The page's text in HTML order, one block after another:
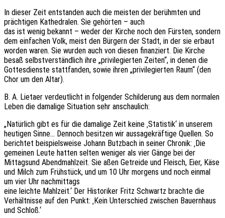
In dieser Zeit entstan­den auch die meis­ten der berühm­ten und
präch­ti­gen Kathe­dra­len. Sie gehör­ten – auch
das ist wenig bekannt – weder der Kirche noch den Fürs­ten, sondern
dem einfa­chen Volk, meist den Bürgern der Stadt, in der sie erbaut
worden waren. Sie wurden auch von diesen finan­ziert. Die Kirche
besaß selbst­ver­ständ­lich ihre „privi­le­gier­ten Zeiten“, in denen die
Gottes­diens­te statt­fan­den, sowie ihren „privi­le­gier­ten Raum“ (den
Chor um den Altar).
B. A. Lietaer verdeut­licht in folgen­der Schil­de­rung aus dem norma­len
Leben die dama­li­ge Situa­ti­on sehr anschaulich:
„Natür­lich gibt es für die dama­li­ge Zeit keine ‚Statis­tik‘ in unse­rem
heuti­gen Sinne… Dennoch besit­zen wir aussa­ge­kräf­ti­ge Quel­len. So
berich­tet beispiels­wei­se Johann Butz­bach in seiner Chro­nik: ‚Die
gemei­nen Leute hatten selten weni­ger als vier Gänge bei der
Mittags­und Abend­mahl­zeit. Sie aßen Getrei­de und Fleisch, Eier, Käse
und Milch zum Früh­stück, und um 10 Uhr morgens und noch einmal
um vier Uhr nachmittags
eine leich­te Mahl­zeit.‘ Der Histo­ri­ker Fritz Schwartz brach­te die
Verhält­nis­se auf den Punkt: ‚Kein Unter­schied zwischen Bauern­haus
und Schloß.‘